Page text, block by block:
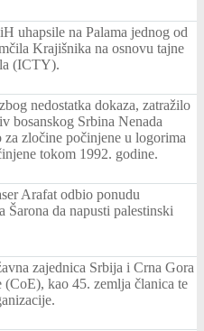
uhapsile na Palama jednog od
Krajišnika na osnovu tajne
(ICTY).
nedostatka dokaza, zatražilo
bosanskog Srbina Nenada
zločine počinjene u logorima
tokom 1992. godine.
Arafat odbio ponudu
Šarona da napusti palestinski
zajednica Srbija i Crna Gora
kao 45. zemlja članica te